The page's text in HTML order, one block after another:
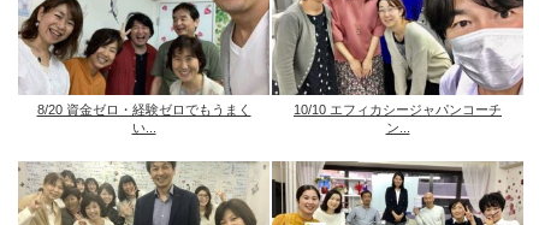
8/20 資金ゼロ・経験ゼロでもうまく
い...
10/10 エフィカシージャパンコーチ
ン...